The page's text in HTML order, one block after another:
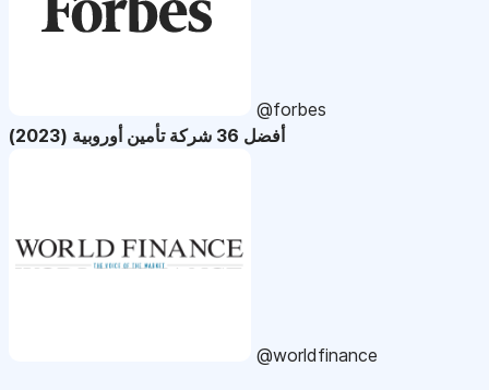
@forbes
أفضل 36 شركة تأمين أوروبية (2023)
@worldfinance